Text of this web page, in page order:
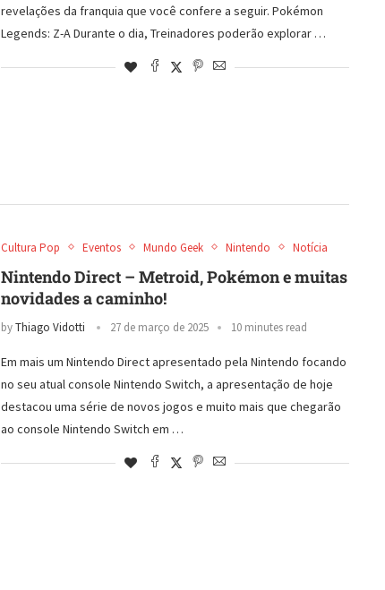
revelações da franquia que você confere a seguir. Pokémon
Legends: Z-A Durante o dia, Treinadores poderão explorar …
Cultura Pop Eventos Mundo Geek Nintendo Notícia
Nintendo Direct – Metroid, Pokémon e muitas
novidades a caminho!
byThiago Vidotti 27 de março de 2025 10 minutes read
Em mais um Nintendo Direct apresentado pela Nintendo focando
no seu atual console Nintendo Switch, a apresentação de hoje
destacou uma série de novos jogos e muito mais que chegarão
ao console Nintendo Switch em …